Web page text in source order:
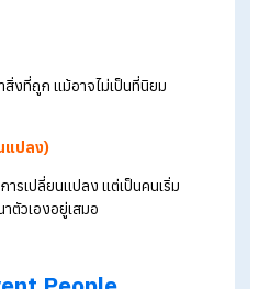
เข้าใจทิศทางโลก และนำม
Insight: คิดวิเคราะห์-สังเคร
งมีคุณภาพ